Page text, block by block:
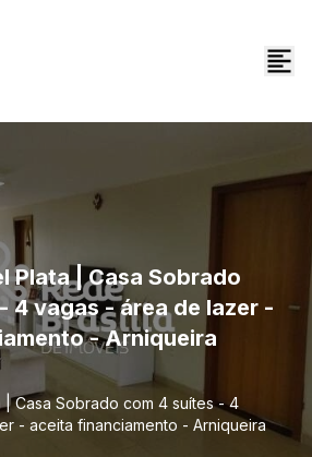
Plata | Casa Sobrado
4 vagas - área de lazer -
- Arniqueira
| Casa Sobrado com 4 suítes - 4
- aceita financiamento - Arniqueira